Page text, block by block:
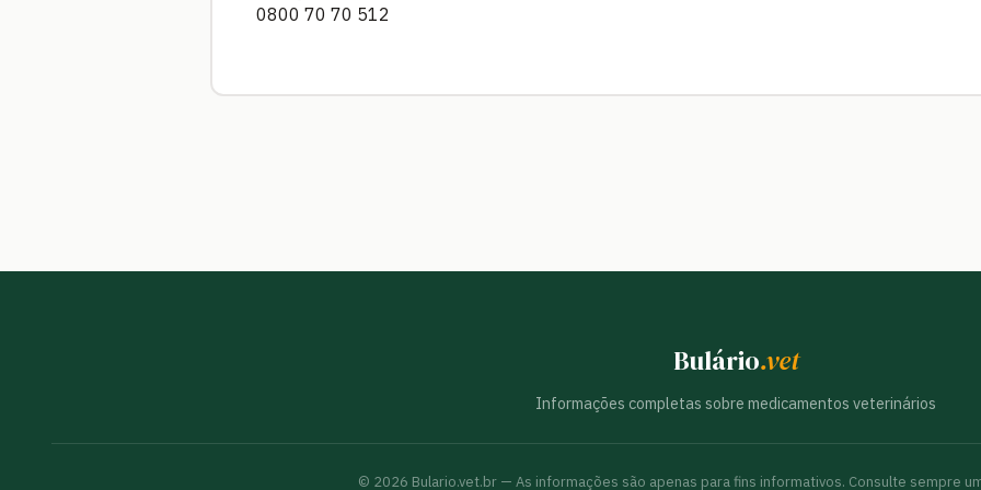
0800 70 70 512
Bulário.vet
Informações completas sobre medicamentos veterinários
© 2026 Bulario.vet.br — As informações são apenas para fins informativos. Consulte sempre